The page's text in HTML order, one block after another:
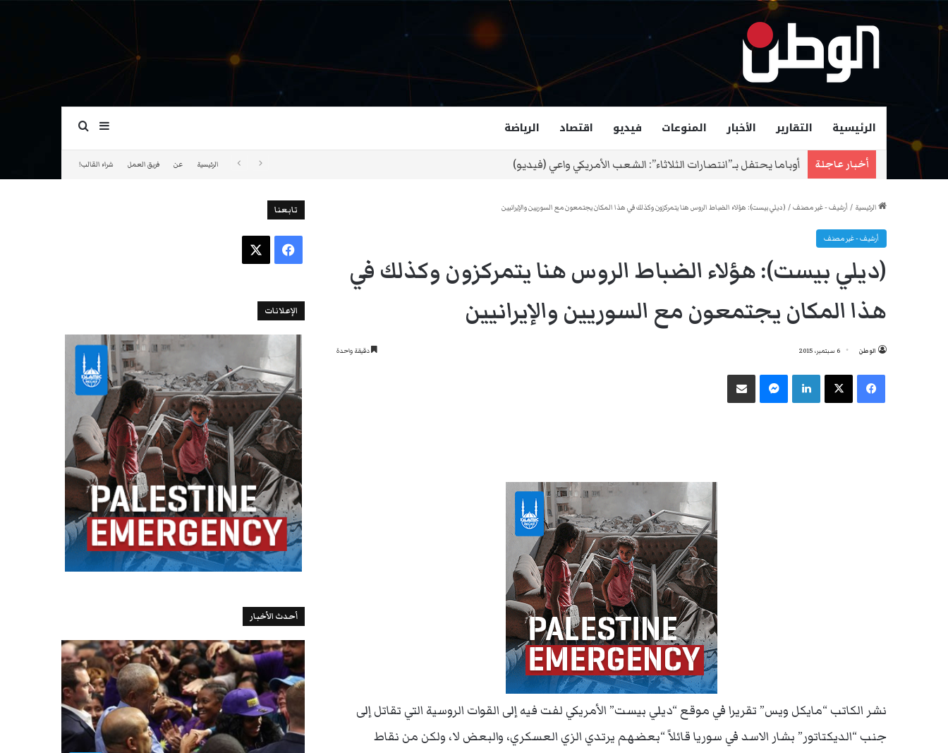
الرئيسية التقارير الأخبار المنوعات فيديو اقتصاد الرياضة إضافة عمود جانبي
بحث عن
أخبار عاجلة زهران ممداني عمدة لمدينة نيويورك وغزالة هاشمي أول مسلمة نائبة لحاكم فرجينيا الرئيسية عن فريق العمل شراء القالب!
الرئيسية / أرشيف - غير مصنف/ (ديلي بيست): هؤلاء الضباط الروس هنا يتمركزون وكذلك في هذا المكان يجتمعون مع السوريين والإيرانيين
أرشيف - غير مصنف
(ديلي بيست): هؤلاء الضباط الروس هنا يتمركزون وكذلك في
هذا المكان يجتمعون مع السوريين والإيرانيين
الوطن 6 سبتمبر، 2015 دقيقة واحدة
فيسبوك ‫X لينكدإن ماسنجر مشاركة عبر البريد
نشر الكاتب “مايكل ويس” تقريرا في موقع “ديلي بيست” الأمريكي لفت فيه إلى القوات الروسية التي تقاتل إلى
جنب “الديكتاتور” بشار الاسد في سوريا قائلاً “بعضهم يرتدي الزي العسكري، والبعض لا، ولكن من نقاط
تابعنا
فيسبوك
الإعلانات
أحدث الأخبار